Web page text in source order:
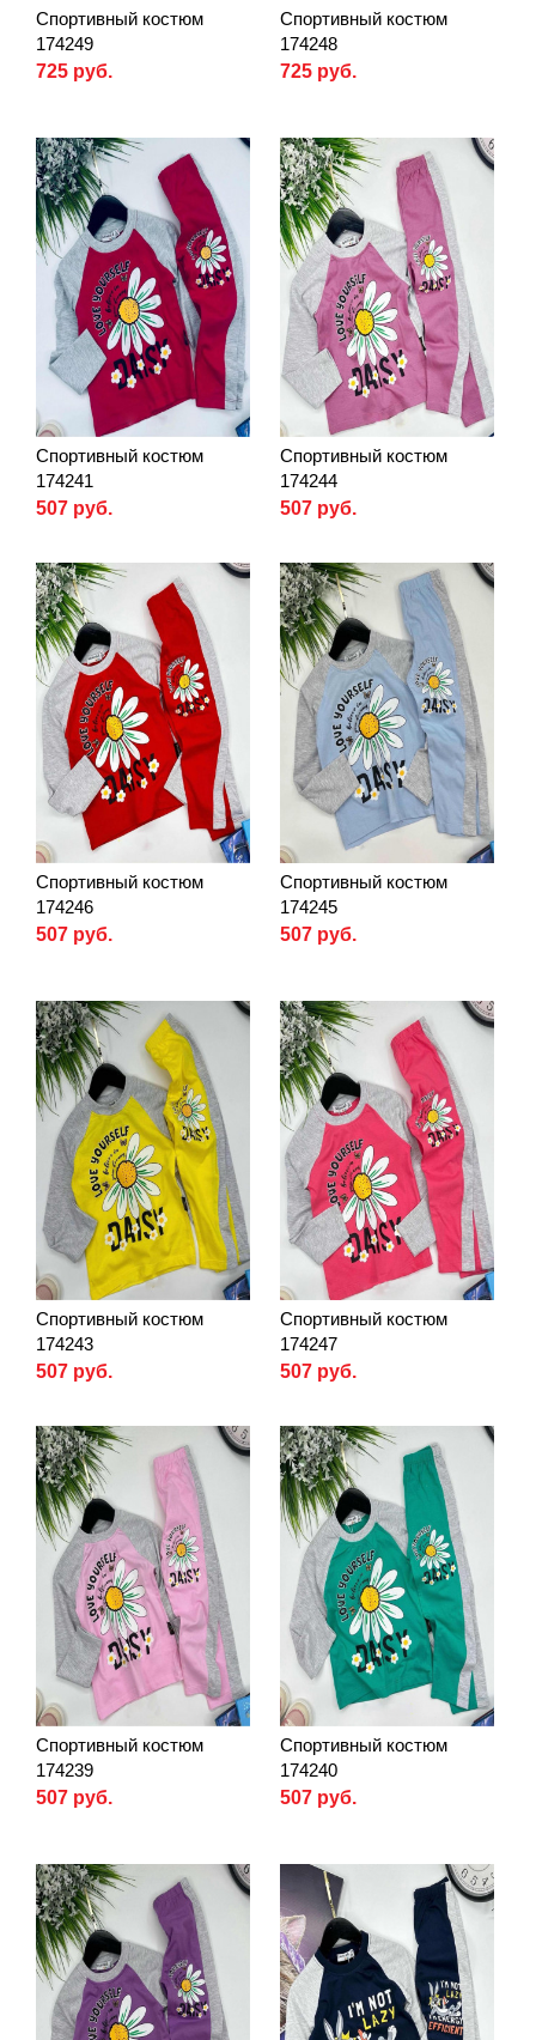
Спортивный костюм
174249
725 руб.
Спортивный костюм
174248
725 руб.
Спортивный костюм
174241
507 руб.
Спортивный костюм
174244
507 руб.
Спортивный костюм
174246
507 руб.
Спортивный костюм
174245
507 руб.
Спортивный костюм
174243
507 руб.
Спортивный костюм
174247
507 руб.
Спортивный костюм
174239
507 руб.
Спортивный костюм
174240
507 руб.